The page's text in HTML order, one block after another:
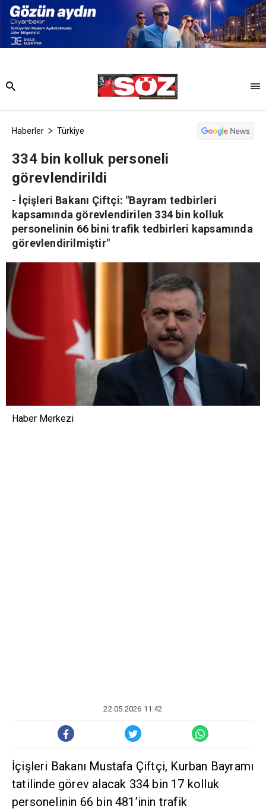
Haberler Türkiye
334 bin kolluk personeli
görevlendirildi
- İçişleri Bakanı Çiftçi: "Bayram tedbirleri
kapsamında görevlendirilen 334 bin kolluk
personelinin 66 bini trafik tedbirleri kapsamında
görevlendirilmiştir"
Haber Merkezi
22.05.2026 11:42
İçişleri Bakanı Mustafa Çiftçi, Kurban Bayramı
tatilinde görev alacak 334 bin 17 kolluk
personelinin 66 bin 481’inin trafik